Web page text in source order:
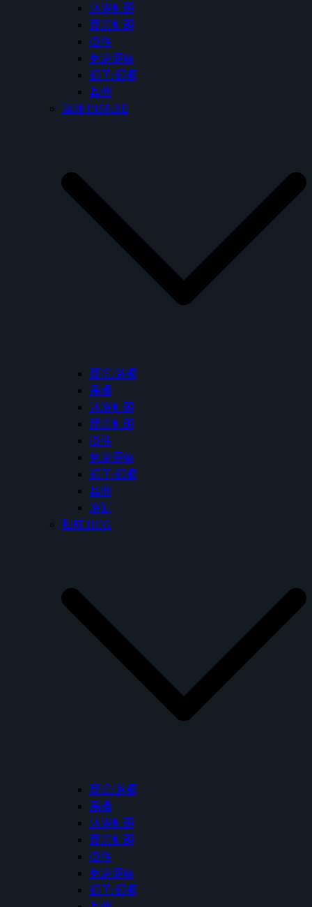
沐浴龍頭
面盆龍頭
掛件
免治便座
鏡子/鏡櫃
其他
澳洲 INSPiRE
面盆/浴櫃
馬桶
沐浴龍頭
面盆龍頭
掛件
免治便座
鏡子/鏡櫃
其他
浴缸
和成 HCG
面盆/浴櫃
馬桶
沐浴龍頭
面盆龍頭
掛件
免治便座
鏡子/鏡櫃